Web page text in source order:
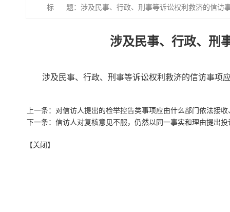
标 题：涉及民事、行政、刑事等诉讼权利救济的信访
涉及民事、行政、刑
涉及民事、行政、刑事等诉讼权利救济的信访事项
上一条：对信访人提出的检举控告类事项应由什么部门依法接
下一条：信访人对复核意见不服，仍然以同一事实和理由提出
【关闭】